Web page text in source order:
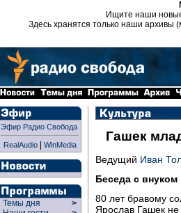
Ищите наши
Здесь хранятся только наши архивы
Эфир Радио Свобода
RealAudio| WinMedia
Темы дня
>
Гашек
Ведущий Иван
Беседа с внуком
80 лет бравому
Ярослав Гашек